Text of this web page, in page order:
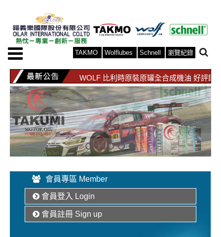
TAKMO Wolflubes Schnell 瀏覽紀錄
WOLF 比利時原裝原罐全合成機油 好評銷
TAKMO 日本原裝原罐全合成機油 好評銷
WOLF 比利時原裝原罐全合成機油 好評銷
會員專區 Member
會員登入 Login
會員註冊 Sign up